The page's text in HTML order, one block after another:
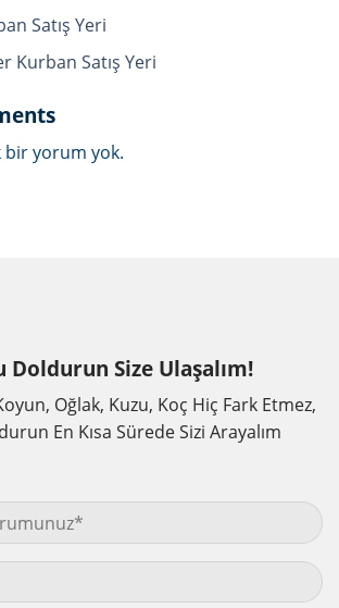
Satış Yeri
Kurban Satış Yeri
yorum yok.
Doldurun Size Ulaşalım!
Oğlak, Kuzu, Koç Hiç Fark Etmez,
En Kısa Sürede Sizi Arayalım